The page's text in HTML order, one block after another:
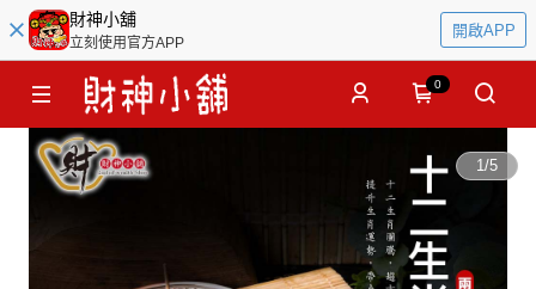
財神小舖
立刻使用官方APP
開啟APP
0
1/5